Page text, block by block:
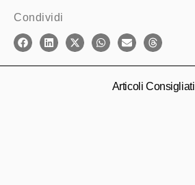
Condividi
Articoli Consigliati